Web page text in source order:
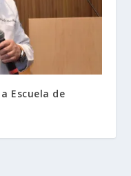
Escuela de